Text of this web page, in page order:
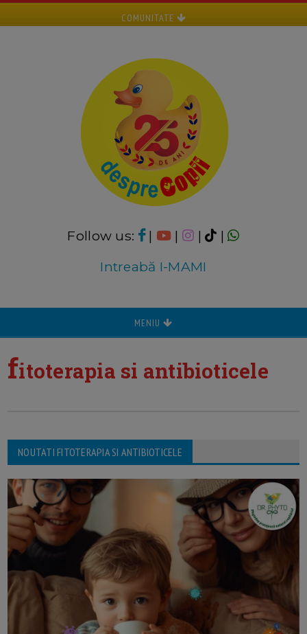
COMUNITATE
Follow us: | | |
|
Intreabă I-MAMI
MENIU
fitoterapia si antibioticele
NOUTATI FITOTERAPIA SI ANTIBIOTICELE